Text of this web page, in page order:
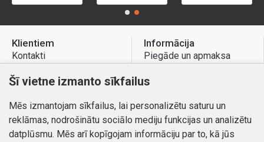
Klientiem
Kontakti
Preču atgriešana
Mans profils
Pasūtījumi
Informācija
Piegāde un apmaksa
Atteikuma tiesības
Kontakti
Šī vietne izmanto sīkfailus
Mēs izmantojam sīkfailus, lai personalizētu saturu un
reklāmas, nodrošinātu sociālo mediju funkcijas un analizētu
datplūsmu. Mēs arī kopīgojam informāciju par to, kā jūs